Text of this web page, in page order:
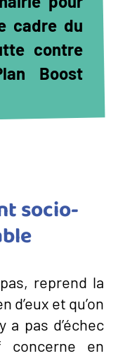
cadre du
contre
Boost
socio-
reprend la
d’eux et qu’on
a pas d’échec
concerne en